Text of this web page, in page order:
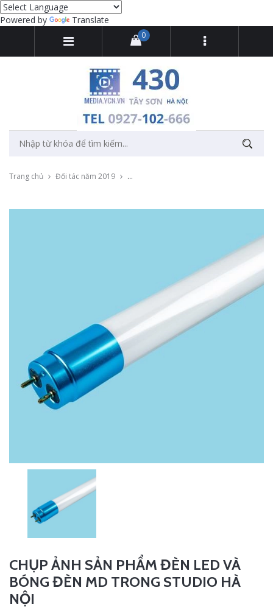
Powered by Translate
0
Trang chủ Đối tác năm 2019 Chụp ảnh sản phẩm đèn led và bóng đèn
CHỤP ẢNH SẢN PHẨM ĐÈN LED VÀ
BÓNG ĐÈN MD TRONG STUDIO HÀ
NỘI